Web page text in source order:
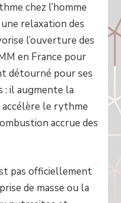
chez l’homme
relaxation des
l’ouverture des
en France pour
détourné pour ses
il augmente la
le rythme
accrue des
pas officiellement
de masse ou la